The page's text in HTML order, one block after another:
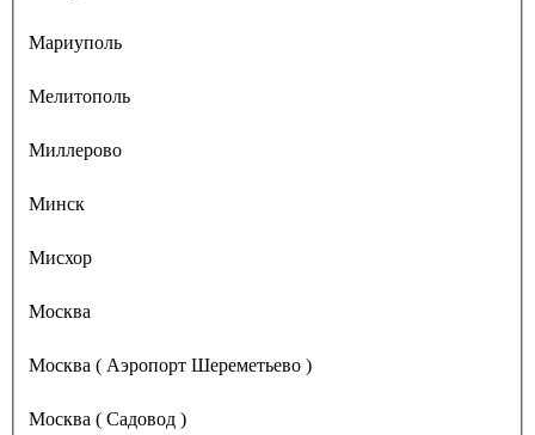
Мариуполь
Мелитополь
Миллерово
Минск
Мисхор
Москва
Москва ( Аэропорт Шереметьево )
Москва ( Садовод )